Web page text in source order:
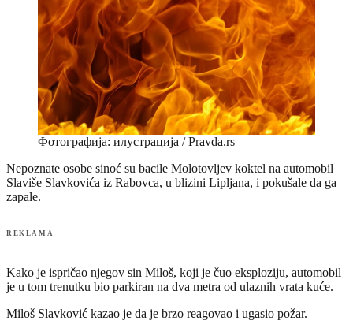
Фотографија: илустрација / Pravda.rs
Nepoznate osobe sinoć su bacile Molotovljev koktel na automobil
Slaviše Slavkovića iz Rabovca, u blizini Lipljana, i pokušale da ga
zapale.
REKLAMA
Kako je ispričao njegov sin Miloš, koji je čuo eksploziju, automobil
je u tom trenutku bio parkiran na dva metra od ulaznih vrata kuće.
Miloš Slavković kazao je da je brzo reagovao i ugasio požar.